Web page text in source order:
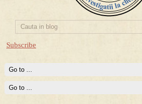
Subscribe
Prima mea carte publicata (Nemira)
Averea Presedintelui: prima lucrare
conturi secrete ale Securitatii.